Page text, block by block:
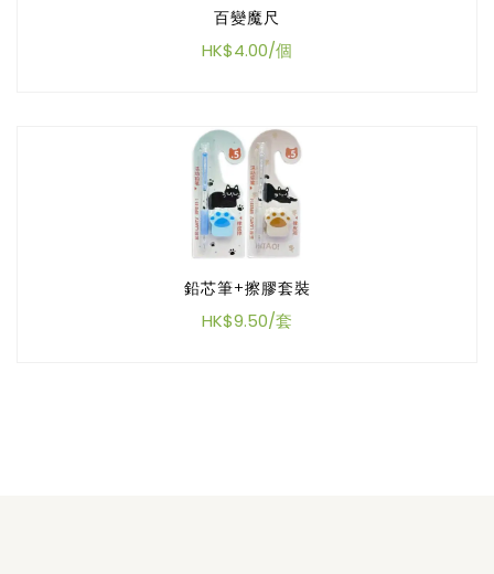
百變魔尺
HK$4.00/個
鉛芯筆+擦膠套裝
HK$9.50/套